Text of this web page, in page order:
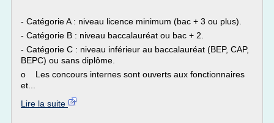
- Catégorie A : niveau licence minimum (bac + 3 ou plus).
- Catégorie B : niveau baccalauréat ou bac + 2.
- Catégorie C : niveau inférieur au baccalauréat (BEP, CAP,
BEPC) ou sans diplôme.
o Les concours internes sont ouverts aux fonctionnaires
et...
Lire la suite